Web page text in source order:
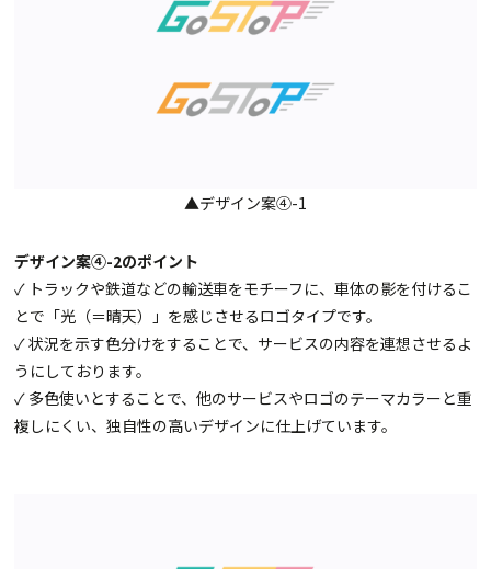
▲デザイン案④-1
デザイン案④-2のポイント
✓ トラックや鉄道などの輸送車をモチーフに、車体の影を付けるこ
とで「光（＝晴天）」を感じさせるロゴタイプです。
✓ 状況を示す色分けをすることで、サービスの内容を連想させるよ
うにしております。
✓ 多色使いとすることで、他のサービスやロゴのテーマカラーと重
複しにくい、独自性の高いデザインに仕上げています。